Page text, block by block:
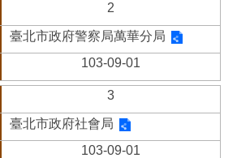
2
臺北市政府警察局萬華分局
103-09-01
3
臺北市政府社會局
103-09-01